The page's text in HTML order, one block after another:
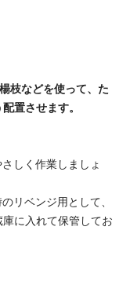
枝などを使って、た
置させます。
しく作業しましょ
リベンジ用として、
に入れて保管してお